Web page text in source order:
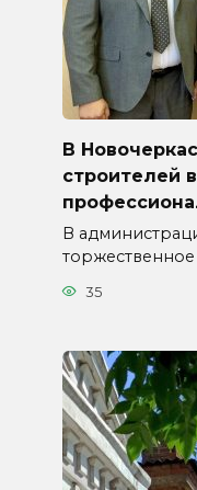
В
строителей
В
торжественное
35